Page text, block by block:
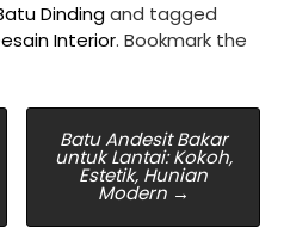
Dindingand tagged
Interior. Bookmark the
Batu Andesit Bakar
untuk Lantai: Kokoh,
Estetik, Hunian
Modern →